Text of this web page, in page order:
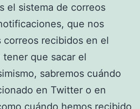
el sistema de correos
que nos
correos recibidos en el
que sacar el
sabremos cuándo
en Twitter o en
cuándo hemos recibido